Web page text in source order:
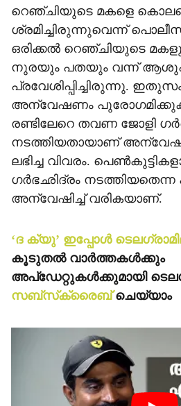
റെഞ്ചിയുടെ മകളെ
ശ്രമിച്ചിരുന്നുവെന്ന്
ഒരിക്കല്‍ റെഞ്ചിയുടെ
നുരയും പതയും വന്ന്
പ്രവേശിപ്പിച്ചിരുന്നു.
അന്വേഷണം
രണ്ടിലേറെ തവണ ജോളി
നടത്തിയതായാണ്
ലഭിച്ച വിവരം.
ഗര്‍ഭഛിദ്രം
അന്വേഷിച്ച് വരികയാണ്.
‘ദ ക്യു’ ഇപ്പോള്‍
കൂടുതല്‍ വാര്‍ത്തകള്‍ക്കും
അപ്‌ഡേറ്റുകള്‍ക്കുമായി
സബ്‌സ്‌ക്രൈബ് ചെയ്യാം